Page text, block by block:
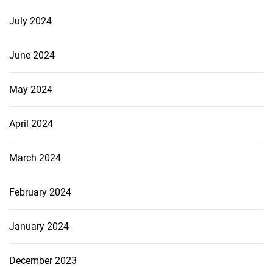
July 2024
June 2024
May 2024
April 2024
March 2024
February 2024
January 2024
December 2023